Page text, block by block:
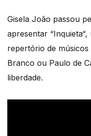
Gisela João passou
apresentar
repertório de
Branco ou Paulo de
liberdade.